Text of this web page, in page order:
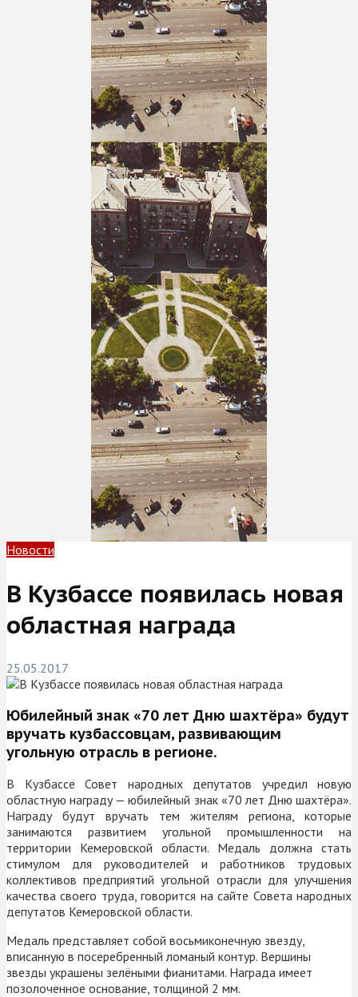
Новости
В Кузбассе появилась новая
областная награда
25.05.2017
Юбилейный знак «70 лет Дню шахтёра» будут
вручать кузбассовцам, развивающим
угольную отрасль в регионе.
В Кузбассе Совет народных депутатов учредил новую
областную награду — юбилейный знак «70 лет Дню шахтёра».
Награду будут вручать тем жителям региона, которые
занимаются развитием угольной промышленности на
территории Кемеровской области. Медаль должна стать
стимулом для руководителей и работников трудовых
коллективов предприятий угольной отрасли для улучшения
качества своего труда, говорится на сайте Совета народных
депутатов Кемеровской области.
Медаль представляет собой восьмиконечную звезду,
вписанную в посеребренный ломаный контур. Вершины
звезды украшены зелёными фианитами. Награда имеет
позолоченное основание, толщиной 2 мм.